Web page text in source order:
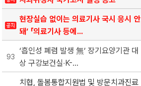
현장실습 없이는 의료기사 국시 응시 안
돼’ 「의료기사 등에...
93
‘흡인성 폐렴 발생 無’ 장기요양기관 대
상 구강보건실‧K-...
치협, 돌봄통합지원법 및 방문치과진료